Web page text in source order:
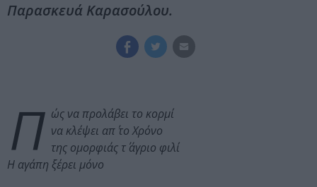
Παρασκευά Καρασούλου.
Π ώς να προλάβει το κορμί
να κλέψει απ΄ το Χρόνο
της ομορφιάς τ΄ άγριο φιλί
Η αγάπη ξέρει μόνο